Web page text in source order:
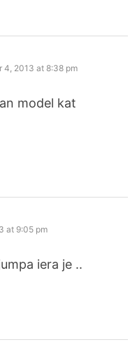
4, 2013 at 8:38 pm
model kat
at 9:05 pm
iera je ..